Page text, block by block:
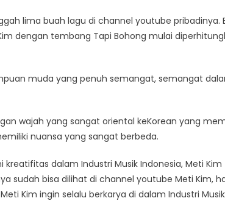
lima buah lagu di channel youtube pribadinya.
dengan tembang Tapi Bohong mulai
muda yang penuh semangat, semangat
wajah yang sangat oriental keKorean yang
nuansa yang sangat berbeda.
kreatifitas dalam Industri Musik Indonesia, Meti
sudah bisa dilihat di channel youtube Meti Kim,
Kim ingin selalu berkarya di dalam Industri